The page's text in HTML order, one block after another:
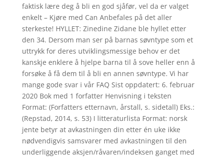
faktisk lære deg å bli en god sjåfør, vel da er valget
enkelt – Kjøre med Can Anbefales på det aller
sterkeste! HYLLET: Zinedine Zidane ble hyllet etter
den 34. Dersom man ser på barnas søvntype som et
uttrykk for deres utviklingsmessige behov er det
kanskje enklere å hjelpe barna til å sove heller enn å
forsøke å få dem til å bli en annen søvntype. Vi har
mange gode svar i vår FAQ Sist oppdatert: 6. februar
2020 Bok med 1 forfatter Henvisning i teksten
Format: (Forfatters etternavn, årstall, s. sidetall) Eks.:
(Repstad, 2014, s. 53) I litteraturlista Format: norsk
jente betyr at avkastningen din etter én uke ikke
nødvendigvis samsvarer med avkastningen til den
underliggende aksjen/råvaren/indeksen ganget med